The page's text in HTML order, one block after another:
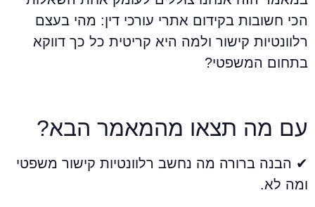
הכי חשובות בקידום אתרי עורכי דין: מהי בעצם
רלוונטיות קישור ולמה היא קריטית כל כך דווקא
בתחום המשפטי?
עם מה תצאו מהמאמר הבא?
✔ הבנה ברורה מה נחשב רלוונטיות קישור משפטי
ומה לא.